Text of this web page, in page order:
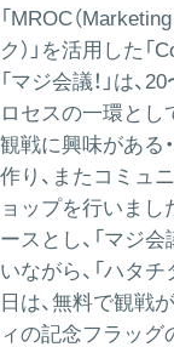
「MROC（
ク）」を活用した
「マジ会議！」は
ロセスの一環とし
観戦に興味がある
作り、またコミュ
ョップを行いまし
ースとし、「マジ
いながら、「ハタ
日は、無料で観戦
ィの記念フラッグ